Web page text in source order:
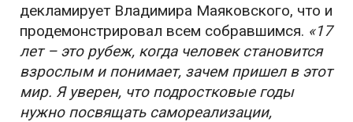
декламирует Владимира Маяковского, что и
продемонстрировал всем собравшимся. «17
лет – это рубеж, когда человек становится
взрослым и понимает, зачем пришел в этот
мир. Я уверен, что подростковые годы
нужно посвящать самореализации,